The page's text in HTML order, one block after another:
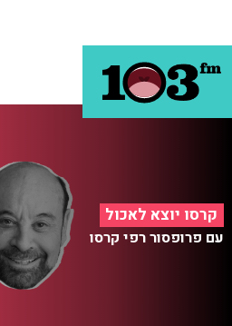
קרסו יוצא לאכול
עם פרופסור רפי קרסו